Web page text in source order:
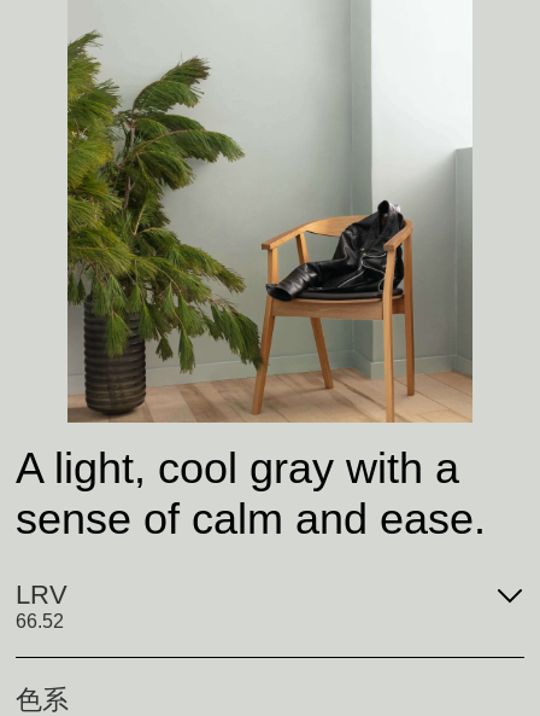
A light, cool gray with a
sense of calm and ease.
LRV
66.52
色系